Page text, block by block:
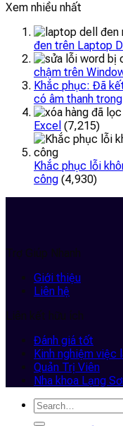
Xem nhiều nhất
đen trên Laptop
chậm trên
Khắc phục: Đã
có âm thanh
Excel (7,215)
Khắc phục lỗi
công (4,930)
Trợ Giúp Nhanh
Giới thiệu
Liên hệ
Liên kết hữu ích
Đánh giá tốt
Kinh nghiệm việc
Quản Trị Viên
Nha khoa Lạng